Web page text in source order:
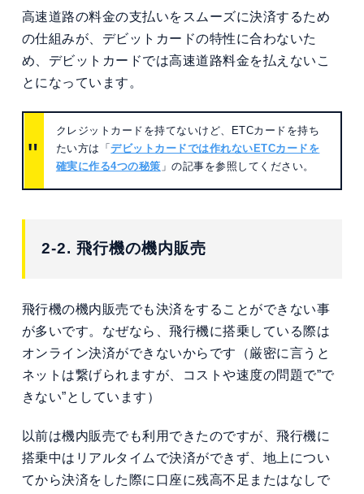
高速道路の料金の支払いをスムーズに決済するため
の仕組みが、デビットカードの特性に合わないた
め、デビットカードでは高速道路料金を払えないこ
とになっています。
クレジットカードを持てないけど、ETCカードを持ち
たい方は「デビットカードでは作れないETCカードを
確実に作る4つの秘策 」の記事を参照してください。
2-2. 飛行機の機内販売
飛行機の機内販売でも決済をすることができない事
が多いです。なぜなら、飛行機に搭乗している際は
オンライン決済ができないからです（厳密に言うと
ネットは繋げられますが、コストや速度の問題で”で
きない”としています）
以前は機内販売でも利用できたのですが、飛行機に
搭乗中はリアルタイムで決済ができず、地上につい
てから決済をした際に口座に残高不足またはなしで